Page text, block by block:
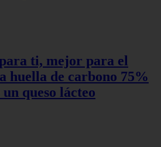
ti, mejor para el
huella de carbono 75%
queso lácteo